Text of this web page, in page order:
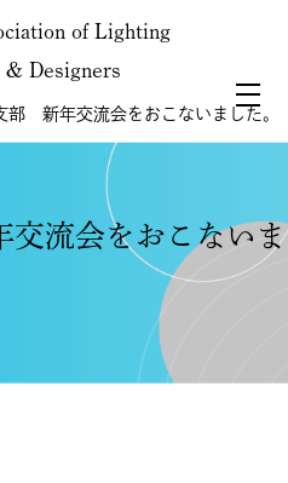
of Lighting
& Designers
部 新年交流会をおこないました。
流会をおこないま